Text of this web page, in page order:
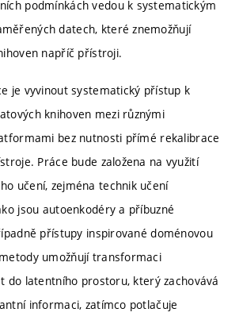
podmínkách vedou k systematickým
datech, které znemožňují
napříč přístroji.
je vyvinout systematický přístup k
knihoven mezi různými
bez nutnosti přímé rekalibrace
Práce bude založena na využití
učení, zejména technik učení
jsou autoenkodéry a příbuzné
přístupy inspirované doménovou
umožňují transformaci
do latentního prostoru, který zachovává
informaci, zatímco potlačuje